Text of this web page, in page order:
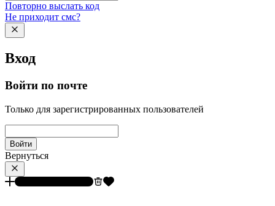
Повторно выслать код
Не приходит смс?
Вход
Войти по почте
Только для зарегистрированных пользователей
Войти
Вернуться